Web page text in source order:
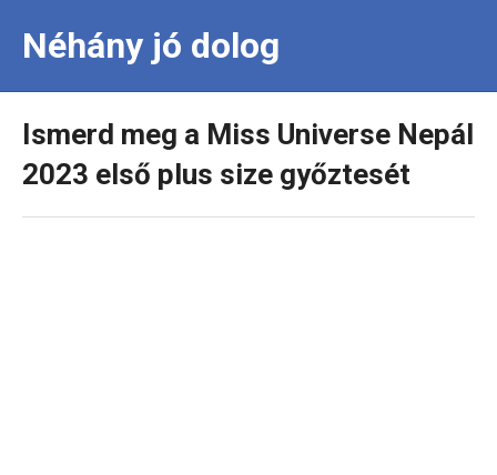
Néhány jó dolog
Ismerd meg a Miss Universe Nepál
2023 első plus size győztesét